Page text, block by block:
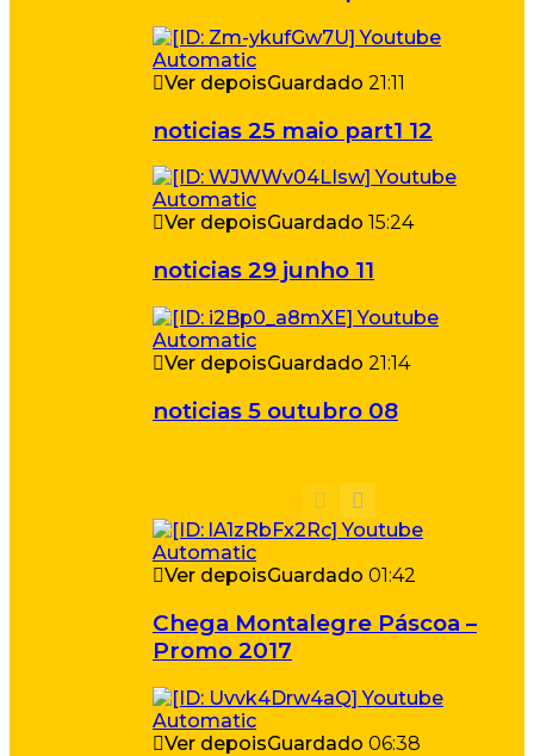
Ver depoisGuardado 21:11
noticias 25 maio part1 12
Ver depoisGuardado 15:24
noticias 29 junho 11
Ver depoisGuardado 21:14
noticias 5 outubro 08
Ver depoisGuardado 01:42
Chega Montalegre Páscoa –
Promo 2017
Ver depoisGuardado 06:38